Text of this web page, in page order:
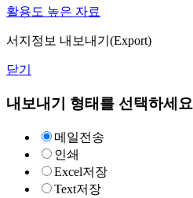
활용도 높은 자료
서지정보 내보내기(Export)
닫기
내보내기 형태를 선택하세요
메일전송
인쇄
Excel저장
Text저장